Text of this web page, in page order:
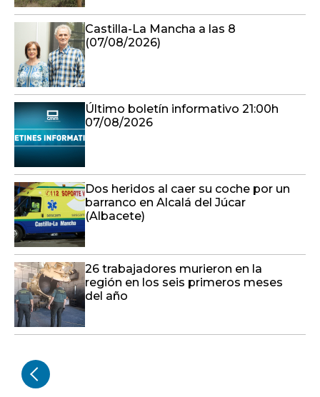
Castilla-La Mancha a las 8
(07/08/2026)
Último boletín informativo 21:00h
07/08/2026
Dos heridos al caer su coche por un
barranco en Alcalá del Júcar
(Albacete)
26 trabajadores murieron en la
región en los seis primeros meses
del año